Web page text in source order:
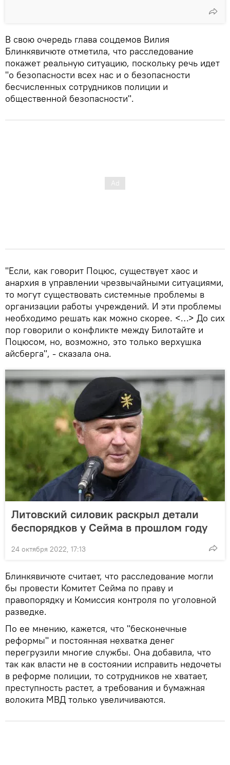
В свою очередь глава соцдемов Вилия
Блинкявичюте отметила, что расследование
покажет реальную ситуацию, поскольку речь идет
"о безопасности всех нас и о безопасности
бесчисленных сотрудников полиции и
общественной безопасности".
"Если, как говорит Поцюс, существует хаос и
анархия в управлении чрезвычайными ситуациями,
то могут существовать системные проблемы в
организации работы учреждений. И эти проблемы
необходимо решать как можно скорее. <…> До сих
пор говорили о конфликте между Билотайте и
Поцюсом, но, возможно, это только верхушка
айсберга", - сказала она.
Литовский силовик раскрыл детали
беспорядков у Сейма в прошлом году
24 октября 2022, 17:13
Блинкявичюте считает, что расследование могли
бы провести Комитет Сейма по праву и
правопорядку и Комиссия контроля по уголовной
разведке.
По ее мнению, кажется, что "бесконечные
реформы" и постоянная нехватка денег
перегрузили многие службы. Она добавила, что
так как власти не в состоянии исправить недочеты
в реформе полиции, то сотрудников не хватает,
преступность растет, а требования и бумажная
волокита МВД только увеличиваются.